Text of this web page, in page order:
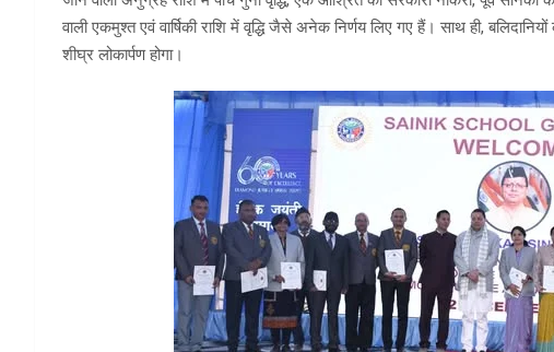
वाली एकमुश्त एवं वार्षिकी राशि में वृद्धि जैसे अनेक निर्णय लिए गए हैं। साथ ही,
शीघ्र लोकार्पण होगा।